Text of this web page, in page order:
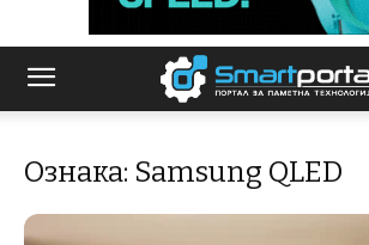
Ознака: Samsung QLED